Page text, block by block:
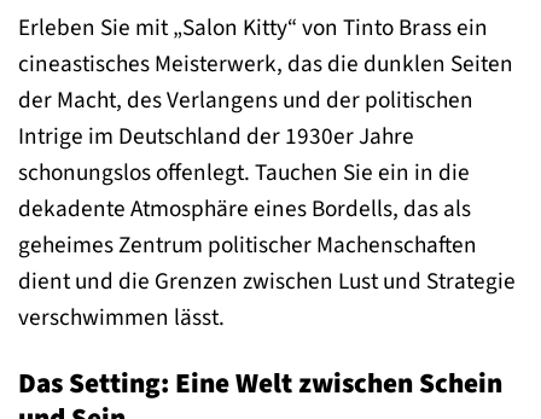
Erleben Sie mit „Salon Kitty“ von Tinto Brass ein
cineastisches Meisterwerk, das die dunklen Seiten
der Macht, des Verlangens und der politischen
Intrige im Deutschland der 1930er Jahre
schonungslos offenlegt. Tauchen Sie ein in die
dekadente Atmosphäre eines Bordells, das als
geheimes Zentrum politischer Machenschaften
dient und die Grenzen zwischen Lust und Strategie
verschwimmen lässt.
Das Setting: Eine Welt zwischen Schein